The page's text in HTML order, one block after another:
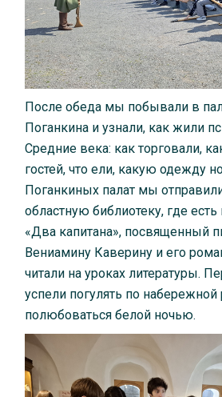
После обеда мы побывали в
Поганкина и узнали, как жили
Средние века: как торговали,
гостей, что ели, какую одежду
Поганкиных палат мы
областную библиотеку, где
«Два капитана», посвященный
Вениамину Каверину и его
читали на уроках литературы.
успели погулять по
полюбоваться белой ночью.